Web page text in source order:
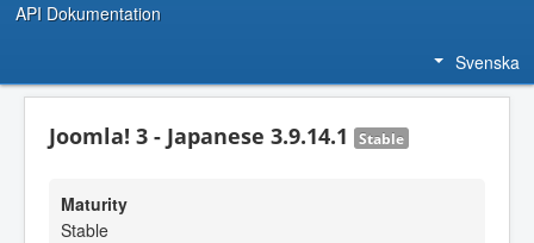
API Dokumentation
Svenska
Joomla! 3 - Japanese 3.9.14.1 Stable
Maturity
Stable